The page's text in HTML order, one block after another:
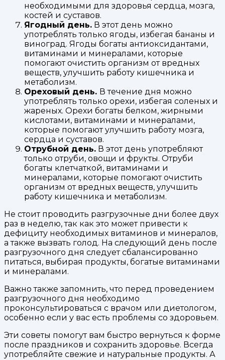
необходимыми для здоровья сердца, мозга,
костей и суставов.
Ягодный день. В этот день можно
употреблять только ягоды, избегая бананы и
виноград. Ягоды богаты антиоксидантами,
витаминами и минералами, которые
помогают очистить организм от вредных
веществ, улучшить работу кишечника и
метаболизм.
Ореховый день. В течение дня можно
употреблять только орехи, избегая соленых и
жареных. Орехи богаты белком, жирными
кислотами, витаминами и минералами,
которые помогают улучшить работу мозга,
сердца и суставов.
Отрубной день. В этот день употребляют
только отруби, овощи и фрукты. Отруби
богаты клетчаткой, витаминами и
минералами, которые помогают очистить
организм от вредных веществ, улучшить
работу кишечника и метаболизм.
Не стоит проводить разгрузочные дни более двух
раз в неделю, так как это может привести к
дефициту необходимых витаминов и минералов,
а также вызвать голод. На следующий день после
разгрузочного дня следует сбалансированно
питаться, выбирая продукты, богатые витаминами
и минералами.
Важно также запомнить, что перед проведением
разгрузочного дня необходимо
проконсультироваться с врачом или диетологом,
особенно если у вас есть проблемы со здоровьем.
Эти советы помогут вам быстро вернуться к форме
после праздников и сохранить здоровье. Всегда
употребляйте свежие и натуральные продукты. А